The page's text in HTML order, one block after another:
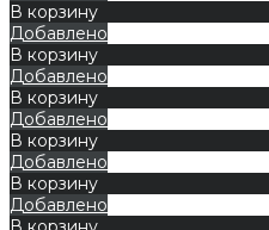
В корзину
Добавлено
В корзину
Добавлено
В корзину
Добавлено
В корзину
Добавлено
В корзину
Добавлено